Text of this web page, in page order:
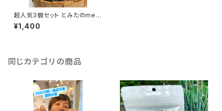
超人気3個セット とみたのmen
men
¥1,400
同じカテゴリの商品